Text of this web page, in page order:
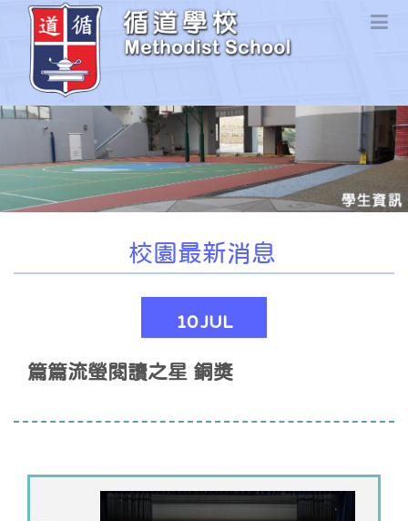
校園最新消息
10JUL
篇篇流螢閱讀之星 銅獎